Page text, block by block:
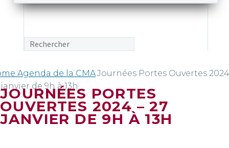
Agenda de la CMAJournées Portes Ouvertes
de 9h à 13h
JOURNÉES PORTES
OUVERTES 2024 – 27
JANVIER DE 9H À 13H